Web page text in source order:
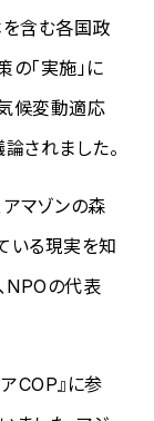
を含む各国政
の「実施」に
候変動適応
されました。
マゾンの森
いる現実を知
NPOの代表
COP』に参